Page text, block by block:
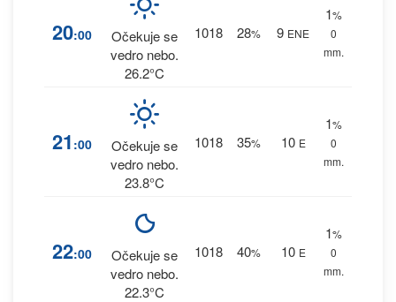
20:00
Očekuje se
vedro nebo.
26.2°C
1018 28% 9 ENE
1%
0
mm.
21 :00
Očekuje se
vedro nebo.
23.8°C
1018 35% 10 E
1%
0
mm.
22:00
Očekuje se
vedro nebo.
22.3°C
1018 40% 10 E
1%
0
mm.